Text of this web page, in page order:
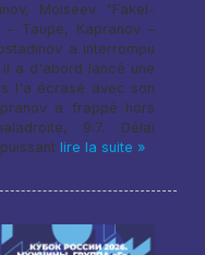
Moiseev "Fakel-
– Taupe, Kapranov –
a interrompu
a d'abord lancé une
l'a écrasé avec son
a frappé hors
9:7. Délai
lire la suite »